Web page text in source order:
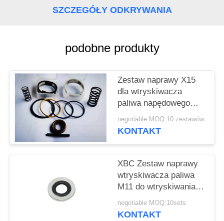
POLICY
SZCZEGÓŁY ODKRYWANIA
podobne produkty
Zestaw naprawy X15
dla wtryskiwacza
paliwa napędowego
CUMMINS QSX15
ISX15 4062568
negotiable MOQ:10 zestawów
KONTAKT
XBC Zestaw naprawy
wtryskiwacza paliwa
M11 do wtryskiwania
za pomocą pasów
drutu i stalowej kuli
negotiable MOQ:10sets
KONTAKT